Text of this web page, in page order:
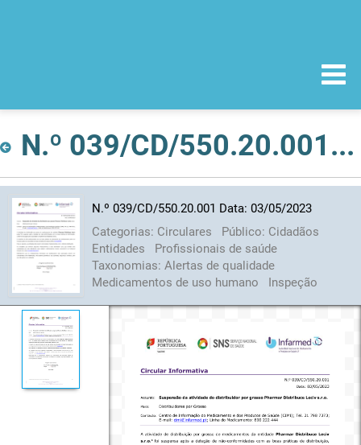
N.º 039/CD/550.20.001 Data: 03/05/2023
N.º 039/CD/550.20.001 Data: 03/05/2023
Categorias: Circulares Público: Cidadãos
Entidades
Profissionais de saúde
Taxonomias: Alertas de qualidade
Medicamentos de uso humano
Inspeção